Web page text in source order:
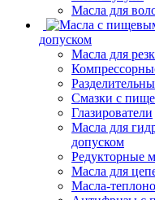
Масла для
допуском
Масла для
Смазки с
Глазирователи
Масла для
допуском
Редукторные
Масла для
Масла-